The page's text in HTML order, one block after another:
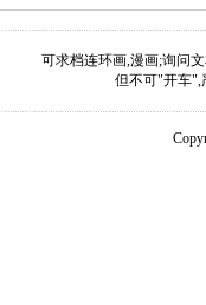
可求档连环画,漫画;询问
但不可"开车",